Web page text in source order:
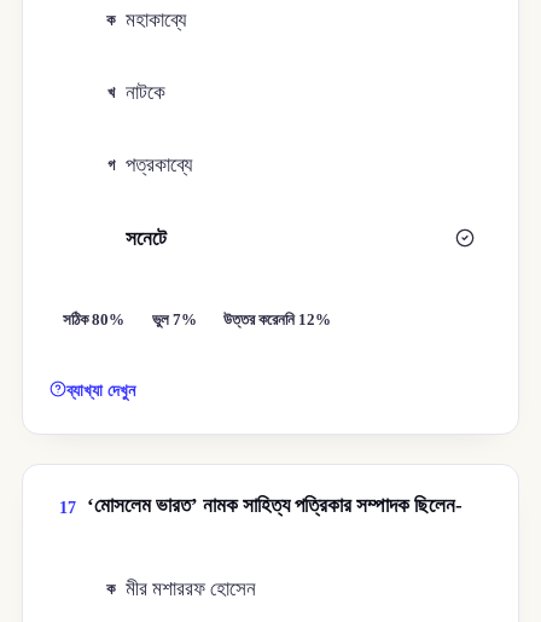
ক মহাকাব্যে
খ নাটকে
গ পত্রকাব্যে
সনেটে
সঠিক 80% ভুল 7% উত্তর করেননি 12%
ব্যাখ্যা দেখুন
17 ‘মোসলেম ভারত’ নামক সাহিত্য পত্রিকার সম্পাদক ছিলেন-
ক মীর মশাররফ হোসেন